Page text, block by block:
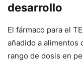
desarrollo
El fármaco para el
añadido a alimentos
rango de dosis en